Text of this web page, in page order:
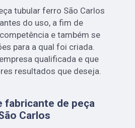
tubular ferro São Carlos
do uso, a fim de
e também se
para a qual foi criada.
qualificada e que
resultados que deseja.
fabricante de peça
Carlos